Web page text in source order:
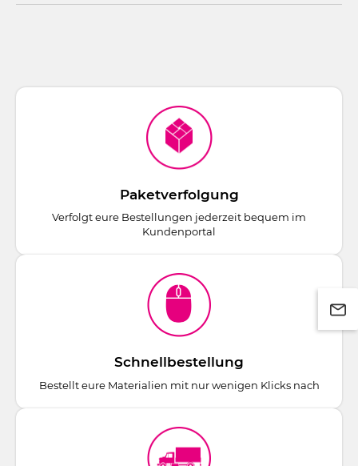
Paketverfolgung
Verfolgt eure Bestellungen jederzeit bequem im
Kundenportal
Schnellbestellung
Bestellt eure Materialien mit nur wenigen Klicks nach